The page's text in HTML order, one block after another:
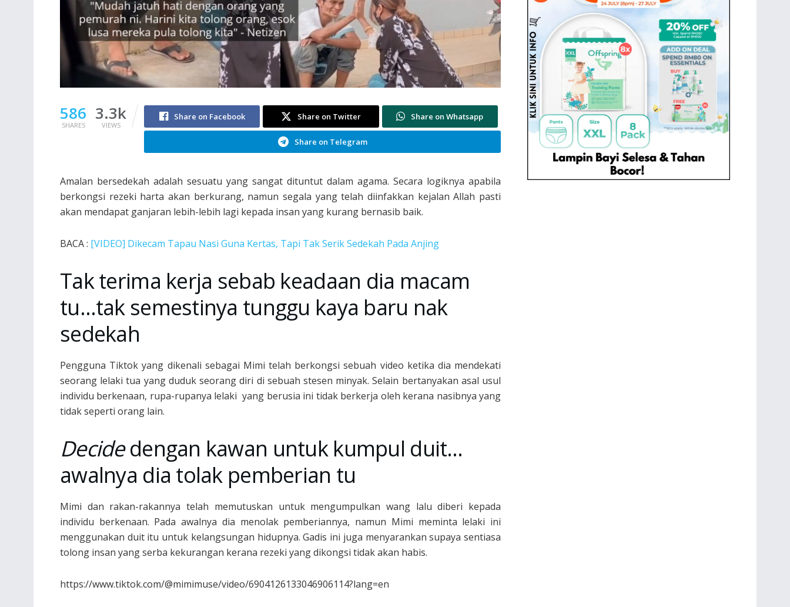
586
SHARES
3.3k
VIEWS
Share on Facebook Share on Twitter Share on Whatsapp
Share on Telegram
Amalan bersedekah adalah sesuatu yang sangat dituntut dalam agama. Secara logiknya apabila
berkongsi rezeki harta akan berkurang, namun segala yang telah diinfakkan kejalan Allah pasti
akan mendapat ganjaran lebih-lebih lagi kepada insan yang kurang bernasib baik.
BACA : [VIDEO] Dikecam Tapau Nasi Guna Kertas, Tapi Tak Serik Sedekah Pada Anjing
Tak terima kerja sebab keadaan dia macam
tu…tak semestinya tunggu kaya baru nak
sedekah
Pengguna Tiktok yang dikenali sebagai Mimi telah berkongsi sebuah video ketika dia mendekati
seorang lelaki tua yang duduk seorang diri di sebuah stesen minyak. Selain bertanyakan asal usul
individu berkenaan, rupa-rupanya lelaki yang berusia ini tidak berkerja oleh kerana nasibnya yang
tidak seperti orang lain.
Decidedengan kawan untuk kumpul duit…
awalnya dia tolak pemberian tu
Mimi dan rakan-rakannya telah memutuskan untuk mengumpulkan wang lalu diberi kepada
individu berkenaan. Pada awalnya dia menolak pemberiannya, namun Mimi meminta lelaki ini
menggunakan duit itu untuk kelangsungan hidupnya. Gadis ini juga menyarankan supaya sentiasa
tolong insan yang serba kekurangan kerana rezeki yang dikongsi tidak akan habis.
https://www.tiktok.com/@mimimuse/video/6904126133046906114?lang=en